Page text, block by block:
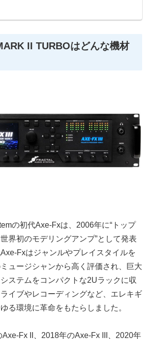
II TURBOはどんな機材
の初代Axe-Fxは、2006年に“トップ
界初のモデリングアンプ”として発表
Fxはジャンルやプレイスタイルを
ュージシャンから高く評価され、巨大
ステムをコンパクトな2Uラックに収
イブやレコーディングなど、エレキギ
る環境に革命をもたらしました。
Fx II、2018年のAxe-Fx III、2020年